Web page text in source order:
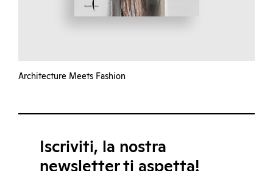
Architecture Meets Fashion
Iscriviti, la nostra
newsletter ti aspetta!